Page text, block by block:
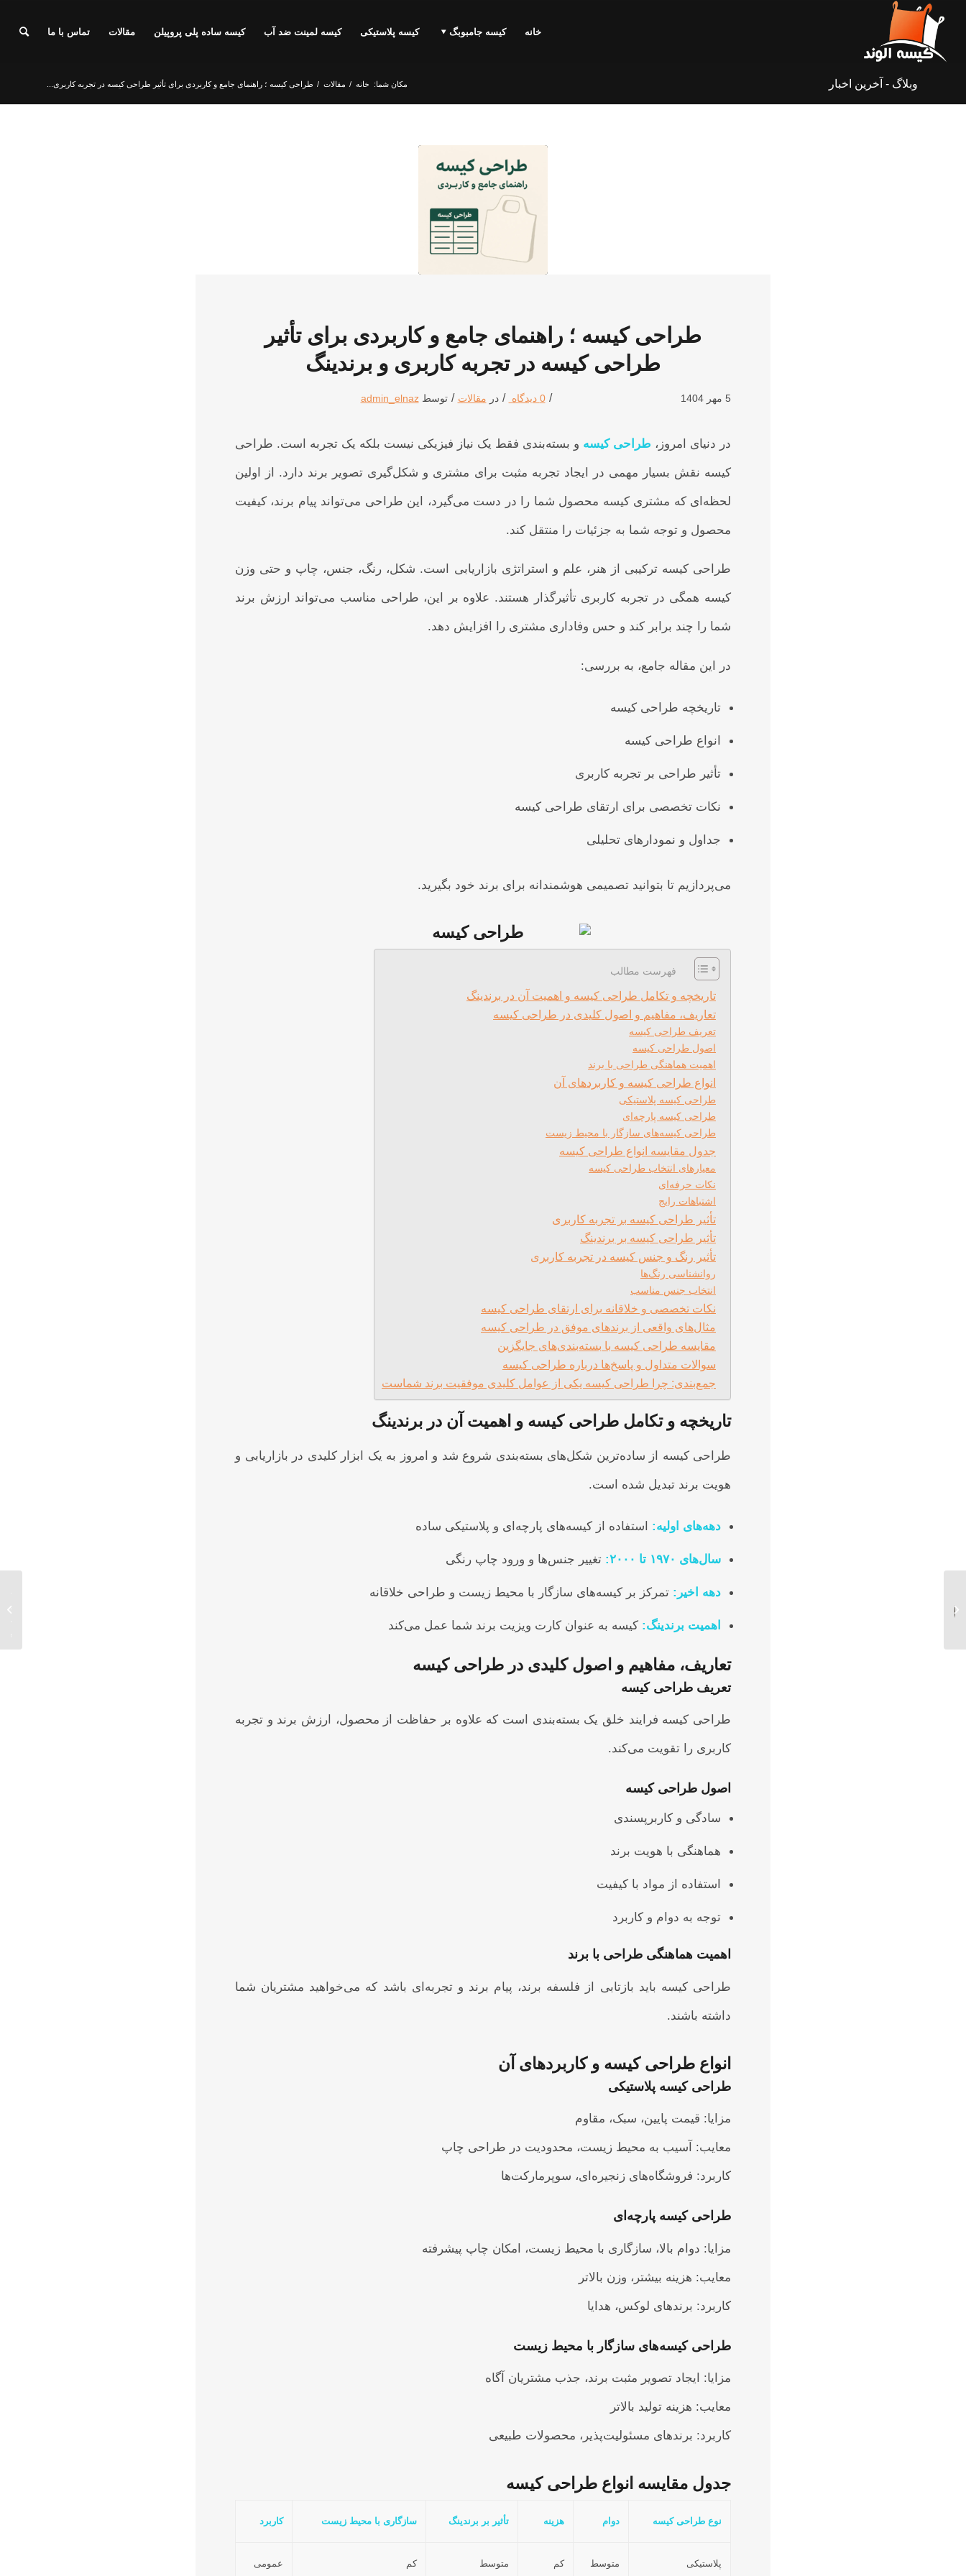
خانه کیسه جامبوبگ کیسه پلاستیکی کیسه لمینت ضد آب کیسه ساده پلی پروپیلن مقالات تماس با ما
وبلاگ - آخرین اخبار مکان شما: خانه / مقالات / طراحی کیسه ؛ راهنمای جامع و کاربردی برای تأثیر طراحی کیسه در تجربه کاربری...
طراحی کیسه ؛ راهنمای جامع و کاربردی برای تأثیر
طراحی کیسه در تجربه کاربری و برندینگ
5 مهر 1404 / 0 دیدگاه / در مقالات / توسطadmin_elnaz
در دنیای امروز، طراحی کیسه و بسته‌بندی فقط یک نیاز فیزیکی نیست بلکه یک تجربه است. طراحی
کیسه نقش بسیار مهمی در ایجاد تجربه مثبت برای مشتری و شکل‌گیری تصویر برند دارد. از اولین
لحظه‌ای که مشتری کیسه محصول شما را در دست می‌گیرد، این طراحی می‌تواند پیام برند، کیفیت
محصول و توجه شما به جزئیات را منتقل کند.
طراحی کیسه ترکیبی از هنر، علم و استراتژی بازاریابی است. شکل، رنگ، جنس، چاپ و حتی وزن
کیسه همگی در تجربه کاربری تأثیرگذار هستند. علاوه بر این، طراحی مناسب می‌تواند ارزش برند
شما را چند برابر کند و حس وفاداری مشتری را افزایش دهد.
در این مقاله جامع، به بررسی:
تاریخچه طراحی کیسه
انواع طراحی کیسه
تأثیر طراحی بر تجربه کاربری
نکات تخصصی برای ارتقای طراحی کیسه
جداول و نمودارهای تحلیلی
می‌پردازیم تا بتوانید تصمیمی هوشمندانه برای برند خود بگیرید.
فهرست مطالب
تاریخچه و تکامل طراحی کیسه و اهمیت آن در برندینگ
تعاریف، مفاهیم و اصول کلیدی در طراحی کیسه
تعریف طراحی کیسه
اصول طراحی کیسه
اهمیت هماهنگی طراحی با برند
انواع طراحی کیسه و کاربردهای آن
طراحی کیسه پلاستیکی
طراحی کیسه پارچه‌ای
طراحی کیسه‌های سازگار با محیط زیست
جدول مقایسه انواع طراحی کیسه
معیارهای انتخاب طراحی کیسه
نکات حرفه‌ای
اشتباهات رایج
تأثیر طراحی کیسه بر تجربه کاربری
تأثیر طراحی کیسه بر برندینگ
تأثیر رنگ و جنس کیسه در تجربه کاربری
روانشناسی رنگ‌ها
انتخاب جنس مناسب
نکات تخصصی و خلاقانه برای ارتقای طراحی کیسه
مثال‌های واقعی از برندهای موفق در طراحی کیسه
مقایسه طراحی کیسه با بسته‌بندی‌های جایگزین
سوالات متداول و پاسخ‌ها درباره طراحی کیسه
جمع‌بندی: چرا طراحی کیسه یکی از عوامل کلیدی موفقیت برند شماست
تاریخچه و تکامل طراحی کیسه و اهمیت آن در برندینگ
طراحی کیسه از ساده‌ترین شکل‌های بسته‌بندی شروع شد و امروز به یک ابزار کلیدی در بازاریابی و
هویت برند تبدیل شده است.
دهه‌های اولیه: استفاده از کیسه‌های پارچه‌ای و پلاستیکی ساده
سال‌های ۱۹۷۰ تا ۲۰۰۰: تغییر جنس‌ها و ورود چاپ رنگی
دهه اخیر : تمرکز بر کیسه‌های سازگار با محیط زیست و طراحی خلاقانه
اهمیت برندینگ: کیسه به عنوان کارت ویزیت برند شما عمل می‌کند
تعاریف، مفاهیم و اصول کلیدی در طراحی کیسه
تعریف طراحی کیسه
طراحی کیسه فرایند خلق یک بسته‌بندی است که علاوه بر حفاظت از محصول، ارزش برند و تجربه
کاربری را تقویت می‌کند.
اصول طراحی کیسه
سادگی و کاربرپسندی
هماهنگی با هویت برند
استفاده از مواد با کیفیت
توجه به دوام و کاربرد
اهمیت هماهنگی طراحی با برند
طراحی کیسه باید بازتابی از فلسفه برند، پیام برند و تجربه‌ای باشد که می‌خواهید مشتریان شما
داشته باشند.
انواع طراحی کیسه و کاربردهای آن
طراحی کیسه پلاستیکی
مزایا: قیمت پایین، سبک، مقاوم
معایب: آسیب به محیط زیست، محدودیت در طراحی چاپ
کاربرد: فروشگاه‌های زنجیره‌ای، سوپرمارکت‌ها
طراحی کیسه پارچه‌ای
مزایا: دوام بالا، سازگاری با محیط زیست، امکان چاپ پیشرفته
معایب: هزینه بیشتر، وزن بالاتر
کاربرد: برندهای لوکس، هدایا
طراحی کیسه‌های سازگار با محیط زیست
مزایا: ایجاد تصویر مثبت برند، جذب مشتریان آگاه
معایب: هزینه تولید بالاتر
کاربرد: برندهای مسئولیت‌پذیر، محصولات طبیعی
جدول مقایسه انواع طراحی کیسه
نوع طراحی کیسه دوام هزینه تأثیر بر برندینگ سازگاری با محیط زیست کاربرد
پلاستیکی متوسط کم متوسط کم عمومی
جامع